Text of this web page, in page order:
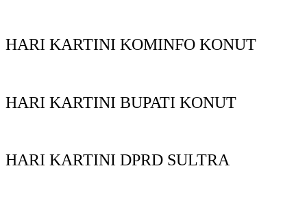
HARI KARTINI KOMINFO KONUT
HARI KARTINI BUPATI KONUT
HARI KARTINI DPRD SULTRA